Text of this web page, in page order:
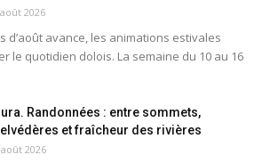
2026
d’août avance, les animations estivales
le quotidien dolois. La semaine du 10 au 16
Randonnées : entre sommets,
et fraîcheur des rivières
2026